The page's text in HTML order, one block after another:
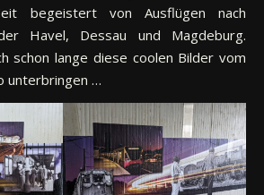
begeistert von Ausflügen nach
Havel, Dessau und Magdeburg.
schon lange diese coolen Bilder vom
unterbringen …